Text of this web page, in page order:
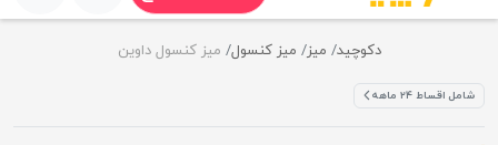
دکوچید میز میز کنسول میز کنسول داوین
شامل اقساط ۲۴ ماهه